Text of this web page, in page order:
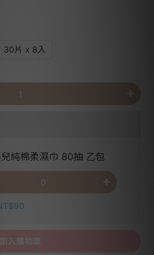
30片 x 8入
純棉柔濕巾 80抽 乙包
加入購物車